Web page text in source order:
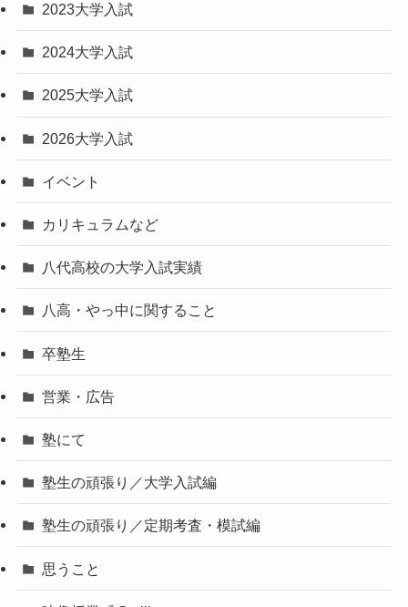
2023大学入試
2024大学入試
2025大学入試
2026大学入試
イベント
カリキュラムなど
八代高校の大学入試実績
八高・やっ中に関すること
卒塾生
営業・広告
塾にて
塾生の頑張り／大学入試編
塾生の頑張り／定期考査・模試編
思うこと